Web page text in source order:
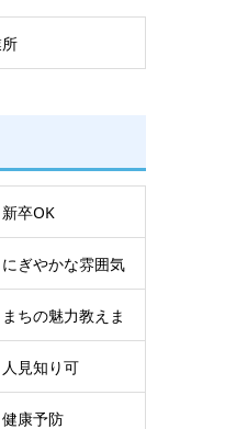
新卒OK
にぎやかな雰囲気
まちの魅力教えま
す
人見知り可
健康予防